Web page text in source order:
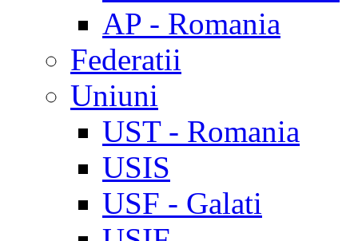
AP - Romania
Federatii
Uniuni
UST - Romania
USIS
USF - Galati